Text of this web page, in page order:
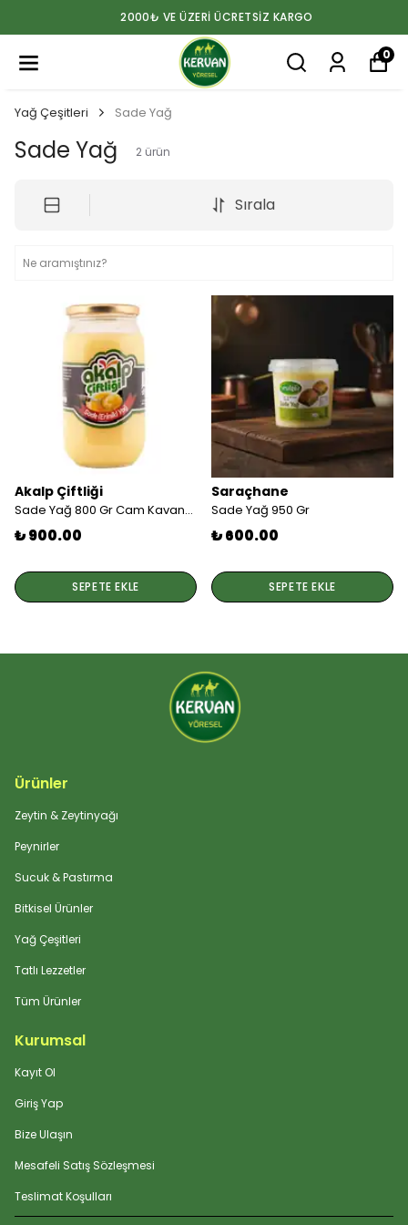
2000₺ VE ÜZERİ ÜCRETSİZ KARGO
0
Yağ Çeşitleri Sade Yağ
Sade Yağ 2 ürün
Sırala
Akalp Çiftliği
Sade Yağ 800 Gr Cam Kavanoz
₺ 900.00
SEPETE EKLE
Saraçhane
Sade Yağ 950 Gr
₺ 600.00
SEPETE EKLE
Ürünler
Zeytin & Zeytinyağı
Peynirler
Sucuk & Pastırma
Bitkisel Ürünler
Yağ Çeşitleri
Tatlı Lezzetler
Tüm Ürünler
Kurumsal
Kayıt Ol
Giriş Yap
Bize Ulaşın
Mesafeli Satış Sözleşmesi
Teslimat Koşulları